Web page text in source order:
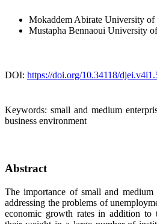
Mokaddem Abirate University of
Mustapha Bennaoui University
DOI: https://doi.org/10.34118/
Keywords: small and medium
business environment
Abstract
The importance of small and medium
addressing the problems of
economic growth rates in addition to